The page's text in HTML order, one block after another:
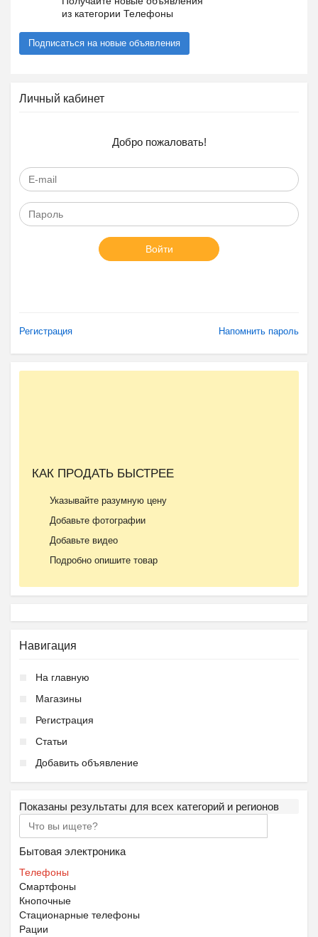
из категории Телефоны
Подписаться на новые объявления
Личный кабинет
Добро пожаловать!
Войти
Регистрация Напомнить пароль
КАК ПРОДАТЬ БЫСТРЕЕ
Указывайте разумную цену
Добавьте фотографии
Добавьте видео
Подробно опишите товар
Навигация
На главную
Магазины
Регистрация
Статьи
Добавить объявление
Показаны результаты для всех категорий и регионов
Бытовая электроника
Телефоны
Смартфоны
Кнопочные
Стационарные телефоны
Рации